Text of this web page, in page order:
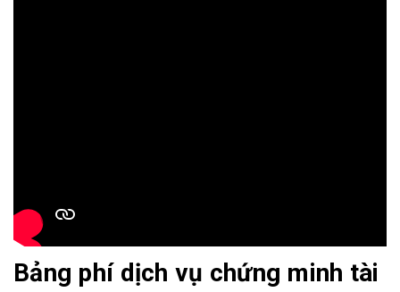
Bảng phí dịch vụ chứng minh tài